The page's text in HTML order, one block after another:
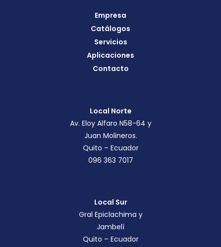
Empresa
Catálogos
Servicios
Aplicaciones
Contacto
Local Norte
Av. Eloy Alfaro N58-64 y
Juan Molineros.
Quito – Ecuador
096 363 7017
Local Sur
Gral Epiclachima y
Jambelí
Quito – Ecuador